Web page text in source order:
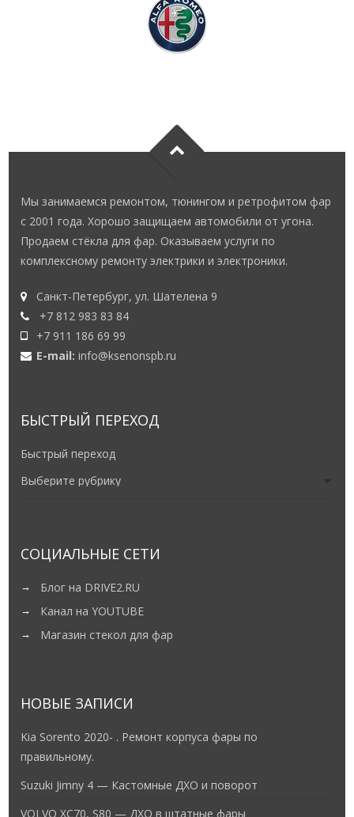
Мы занимаемся ремонтом, тюнингом и ретрофитом фар
с 2001 года. Хорошо защищаем автомобили от угона.
Продаем стёкла для фар. Оказываем услуги по
комплексному ремонту электрики и электроники.
Санкт-Петербург, ул. Шателена 9
+7 812 983 83 84
+7 911 186 69 99
E-mail:info@ksenonspb.ru
БЫСТРЫЙ ПЕРЕХОД
Быстрый переход
СОЦИАЛЬНЫЕ СЕТИ
Блог на DRIVE2.RU
Канал на YOUTUBE
Магазин стекол для фар
НОВЫЕ ЗАПИСИ
Kia Sorento 2020- . Ремонт корпуса фары по
правильному.
Suzuki Jimny 4 — Кастомные ДХО и поворот
VOLVO XC70, S80 — ДХО в штатные фары